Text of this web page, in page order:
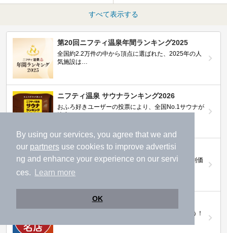
By using our services, you agree that we and
our partners use cookies to improve advertisi
ng and enhance your experience on our servi
ces.
Learn more
OK
すべて表示する
第20回ニフティ温泉年間ランキング2025
全国約2.2万件の中から頂点に選ばれた、2025年の人
気施設は…
ニフティ温泉 サウナランキング2026
おふろ好きユーザーの投票により、全国No.1サウナが
決定！
ニフティ温泉プレミアムクーポン
ノジマモバイル会員向け 通常よりもお得な「特別価
【ニフティ温泉 百名湯2026】
行ってみたい施設に投票してプレゼントを当てよう！